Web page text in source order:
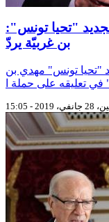
"تحيا تونس":
بن غربيّة يردّ
"تحيا تونس" مهدي بن
2019 - 15:05